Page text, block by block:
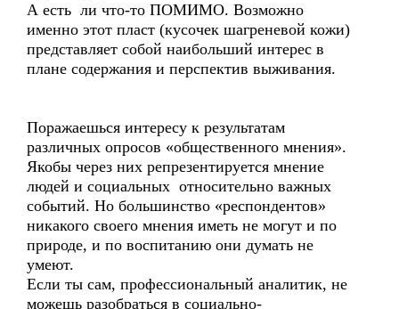
А есть ли что-то ПОМИМО. Возможно
именно этот пласт (кусочек шагреневой кожи)
представляет собой наибольший интерес в
плане содержания и перспектив выживания.
Поражаешься интересу к результатам
различных опросов «общественного мнения».
Якобы через них репрезентируется мнение
людей и социальных относительно важных
событий. Но большинство «респондентов»
никакого своего мнения иметь не могут и по
природе, и по воспитанию они думать не
умеют.
Если ты сам, профессиональный аналитик, не
можешь разобраться в социально-